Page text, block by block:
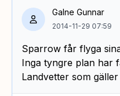
Galne Gunnar
2014-11-29 07:59
Sparrow får flyga
Inga tyngre plan har
Landvetter som